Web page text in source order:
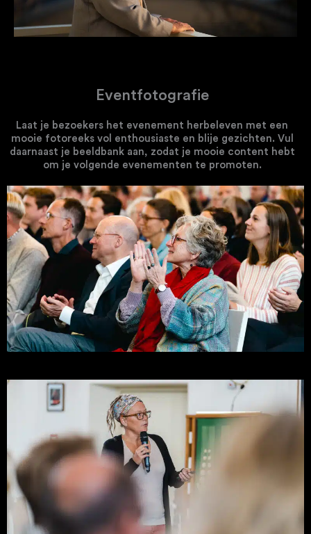
Eventfotografie
Laat je bezoekers het evenement herbeleven met een
mooie fotoreeks vol enthousiaste en blije gezichten. Vul
daarnaast je beeldbank aan, zodat je mooie content hebt
om je volgende evenementen te promoten.